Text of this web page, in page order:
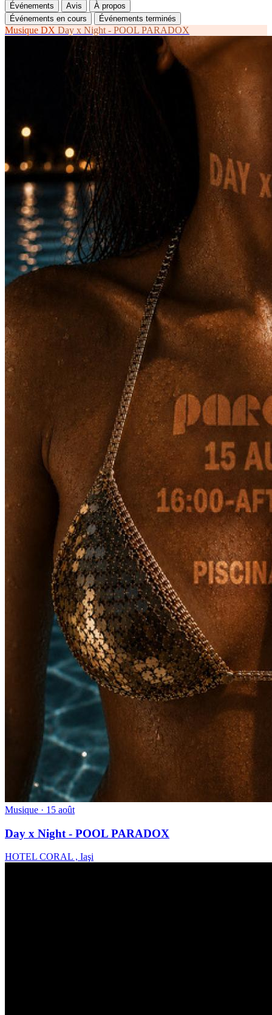
Événements Avis
À propos
Événements en cours
Événements terminés
Musique DX Day x Night - POOL PARADOX
Musique · 15 août
Day x Night - POOL PARADOX
HOTEL CORAL , Iaşi